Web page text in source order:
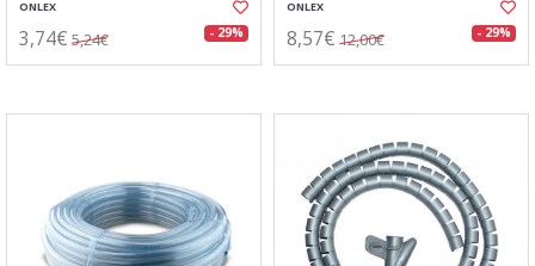
ONLEX
3,74€ 5,24€ - 29%
ONLEX
8,57€ 12,00€ - 29%